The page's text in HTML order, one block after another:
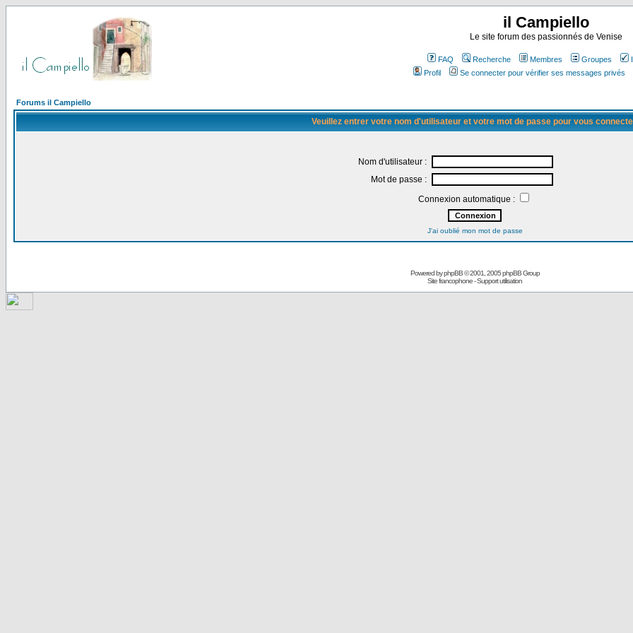
il Campiello
Le site forum des passionnés de Venise
FAQ Recherche Membres Groupes
Profil
Se connecter pour vérifier ses messages privés
Forums il Campiello
Veuillez entrer votre nom d'utilisateur et votre mot de passe pour vous
Nom d'utilisateur :
Mot de passe :
Connexion automatique :
J'ai oublié mon mot de passe
Powered byphpBB© 2001, 2005 phpBB Group
Site francophone-Support utilisation